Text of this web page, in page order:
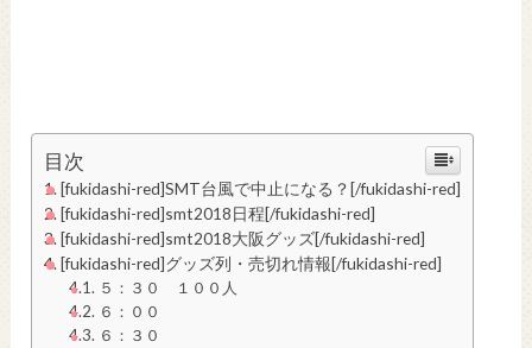
目次
[fukidashi-red]SMT台風で中止になる？[/fukidashi-red]
[fukidashi-red]smt2018日程[/fukidashi-red]
[fukidashi-red]smt2018大阪グッズ[/fukidashi-red]
[fukidashi-red]グッズ列・売切れ情報[/fukidashi-red]
５：３０ １００人
６：００
６：３０